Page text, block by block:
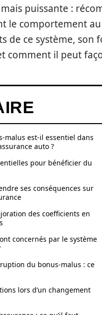
puissante :
le comportement
de ce système,
comment il peut
malus est-il essentiel dans
auto ?
pour bénéficier du
ses conséquences sur
des coefficients en
concernés par le système
du bonus-malus : ce
lors d’un changement